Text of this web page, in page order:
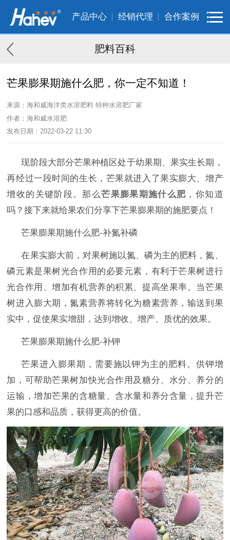
产品中心 经销代理 合作案例
肥料百科
芒果膨果期施什么肥，你一定不知道！
来源：海和威海洋类水溶肥料 特种水溶肥厂家
作者：海和威水溶肥
发布日期：2022-03-22 11:30
现阶段大部分芒果种植区处于幼果期、果实生长期，
再经过一段时间的生长，芒果就进入了果实膨大、增产
增收的关键阶段。那么芒果膨果期施什么肥 ，你知道
吗？接下来就给果农们分享下芒果膨果期的施肥要点！
芒果膨果期施什么肥-补氮补磷
在果实膨大前，对果树施以氮、磷为主的肥料，氮、
磷元素是果树光合作用的必要元素，有利于芒果树进行
光合作用、增加有机营养的积累、提高坐果率。当芒果
树进入膨大期，氮素营养将转化为糖素营养，输送到果
实中，促使果实增甜，达到增收、增产、质优的效果。
芒果膨果期施什么肥-补钾
芒果进入膨果期，需要施以钾为主的肥料。供钾增
加，可帮助芒果树加快光合作用及糖分、水分、养分的
运输，增加芒果的含糖量、含水量和养分含量，提升芒
果的口感和品质，获得更高的价值。